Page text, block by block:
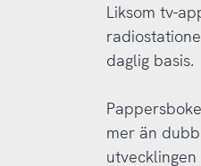
Liksom tv-
daglig basis.
mer än